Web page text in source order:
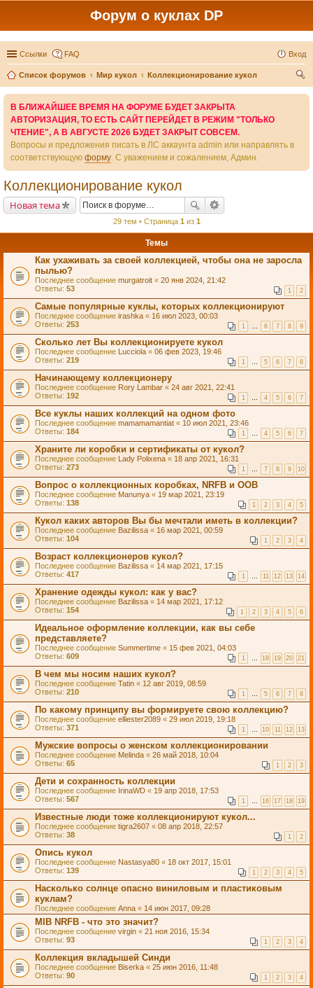
Форум о куклах DP
Ссылки FAQ Вход
Список форумов Мир кукол
Коллекционирование кукол
В БЛИЖАЙШЕЕ ВРЕМЯ НА ФОРУМЕ БУДЕТ ЗАКРЫТА
АВТОРИЗАЦИЯ, ТО ЕСТЬ САЙТ ПЕРЕЙДЕТ В РЕЖИМ "ТОЛЬКО
ЧТЕНИЕ", А В АВГУСТЕ 2026 БУДЕТ ЗАКРЫТ СОВСЕМ.
Вопросы и предложения писать в ЛС аккаунта admin или направлять в
соответствующую форму. С уважением и сожалением, Админ.
Коллекционирование кукол
Новая тема
29 тем • Страница 1 из 1
Темы
Как ухаживать за своей коллекцией, чтобы она не заросла
пылью?
Последнее сообщение murgatroit « 20 янв 2024, 21:42
Ответы: 53 1 2
Самые популярные куклы, которых коллекционируют
Последнее сообщение irashka « 16 июл 2023, 00:03
Ответы: 253 1 … 6 7 8 9
Сколько лет Вы коллекционируете кукол
Последнее сообщение Lucciola « 06 фев 2023, 19:46
Ответы: 219 1 … 5 6 7 8
Начинающему коллекционеру
Последнее сообщение Rory Lambar « 24 авг 2021, 22:41
Ответы: 192 1 … 4 5 6 7
Все куклы наших коллекций на одном фото
Последнее сообщение mamamamantiat « 10 июл 2021, 23:46
Ответы: 184 1 … 4 5 6 7
Храните ли коробки и сертификаты от кукол?
Последнее сообщение Lady Polixena « 18 апр 2021, 16:31
Ответы: 273 1 … 7 8 9 10
Вопрос о коллекционных коробках, NRFB и OOB
Последнее сообщение Manunya « 19 мар 2021, 23:19
Ответы: 138 1 2 3 4 5
Кукол каких авторов Вы бы мечтали иметь в коллекции?
Последнее сообщение Bazilissa « 16 мар 2021, 00:59
Ответы: 104 1 2 3 4
Возраст коллекционеров кукол?
Последнее сообщение Bazilissa « 14 мар 2021, 17:15
Ответы: 417 1 … 11 12 13 14
Хранение одежды кукол: как у вас?
Последнее сообщение Bazilissa « 14 мар 2021, 17:12
Ответы: 154 1 2 3 4 5 6
Идеальное оформление коллекции, как вы себе
представляете?
Последнее сообщение Summertime « 15 фев 2021, 04:03
Ответы: 609 1 … 18 19 20 21
В чем мы носим наших кукол?
Последнее сообщение Tatin « 12 авг 2019, 08:59
Ответы: 210 1 … 5 6 7 8
По какому принципу вы формируете свою коллекцию?
Последнее сообщение elliester2089 « 29 июл 2019, 19:18
Ответы: 371 1 … 10 11 12 13
Мужские вопросы о женском коллекционировании
Последнее сообщение Melinda « 26 май 2018, 10:04
Ответы: 65 1 2 3
Дети и сохранность коллекции
Последнее сообщение IrinaWD « 19 апр 2018, 17:53
Ответы: 567 1 … 16 17 18 19
Известные люди тоже коллекционируют кукол...
Последнее сообщение tigra2607 « 08 апр 2018, 22:57
Ответы: 38 1 2
Опись кукол
Последнее сообщение Nastasya80 « 18 окт 2017, 15:01
Ответы: 139 1 2 3 4 5
Насколько солнце опасно виниловым и пластиковым
куклам?
Последнее сообщение Anna « 14 июн 2017, 09:28
MIB NRFB - что это значит?
Последнее сообщение virgin « 21 ноя 2016, 15:34
Ответы: 93 1 2 3 4
Коллекция вкладышей Синди
Последнее сообщение Biserka « 25 июн 2016, 11:48
Ответы: 90 1 2 3 4